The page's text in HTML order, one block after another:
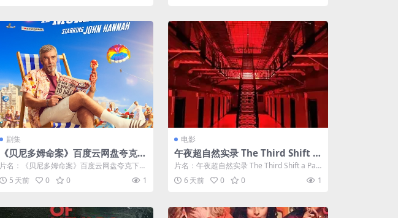
剧集
《贝尼多姆命案》百度云网盘夸克下
载.阿里云盘.中字.(2026)
片名：《贝尼多姆命案》百度云网盘夸克下
载.阿里云盘.中字.(2026) 分类：剧...
5 天前 0 0 1
电影
午夜超自然实录 The Third Shift a
Paranormal Horror Story
片名：午夜超自然实录 The Third Shift a Par
anormal ...
6 天前 0 0 1